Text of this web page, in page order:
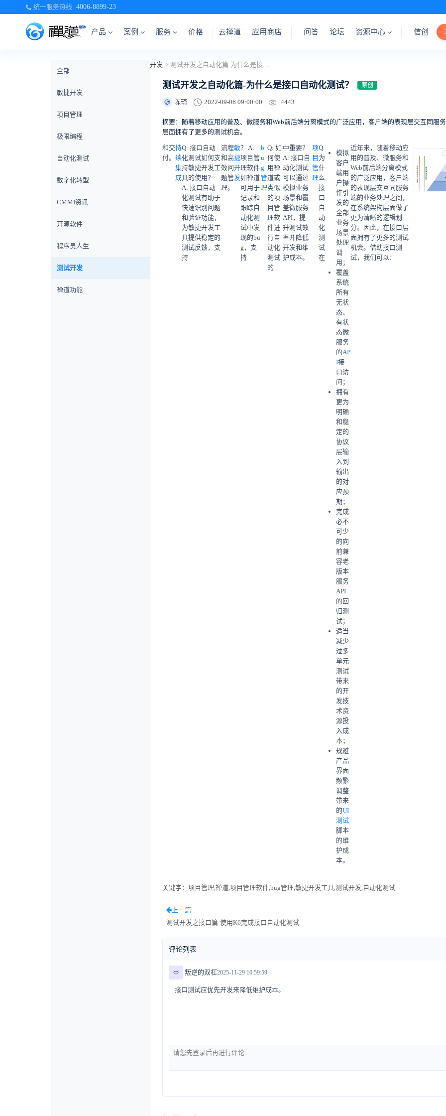
统一服务热线 4006-8899-23
产品 案例 服务 价格 云禅道 应用商店 问答 论坛 资源中心 信创
测试开发 >
测试开发之自动化篇-为什么是接口自动化测试？
全部
敏捷开发
项目管理
极限编程
自动化测试
数字化转型
CMMI资讯
开源软件
程序员人生
测试开发
禅道功能
测试开发之自动化篇-为什么是接口自动化测试？ 原创
🍪 陈琦 2022-09-06 09:00:00 4443
摘要：随着移动应用的普及、微服务和Web前后端分离模式的广泛应用，客户端的表现层交互同
层面拥有了更多的测试机会。
近年来，随着移动应
用的普及、微服务和
Web前后端分离模式
的广泛应用，客户端
的表现层交互同服务
端的业务处理之间，
在系统架构层面做了
更为清晰的逻辑划
分。因此，在接口层
面拥有了更多的测试
机会。借助接口测
试，我们可以：
模拟
客户
端用
户操
作引
发的
全部
业务
场景
处理
调
用；
覆盖
系统
所有
无状
态、
有状
态微
服务
的AP
I接
口访
问；
拥有
更为
明确
和稳
定的
协议
层输
入到
输出
的对
应预
期；
完成
必不
可少
的向
前兼
容老
版本
服务
API
的回
归测
试；
适当
减少
过多
单元
测试
带来
的开
发技
术资
源投
入成
本；
规避
产品
界面
频繁
调整
带来
的UI
测试
脚本
的维
护成
本。
Q:
为
什
么
接
口
自
动
化
测
试
在
项
目
管
理
中重要？
A: 接口自
动化测试
可以通过
模拟业务
场景和覆
盖微服务
API，提
升测试效
率并降低
开发和维
护成本。
Q: 如
何使
用禅
道或
类似
的项
目管
理软
件进
行自
动化
测试
的
b
u
g
管
理
？ A:
项目管
理软件
如禅道
可用于
记录和
跟踪自
动化测
试中发
现的bu
g，支
持
敏
捷
开
发
流程
和高
效问
题管
理。
Q: 接口自动
化测试如何支
持敏捷开发工
具的使用？
A: 接口自动
化测试有助于
快速识别问题
和验证功能，
为敏捷开发工
具提供稳定的
测试反馈，支
持
持
续
集
成
和交
付。
关键字 ：项目管理,禅道,项目管理软件,bug管理,敏捷开发工具,测试开发,自动化测试
上一篇
测试开发之接口篇-使用K6完成接口自动化测试
评论列表
🥙 叛逆的双杠2025-11-29 10:59:59
接口测试应优先开发来降低维护成本。